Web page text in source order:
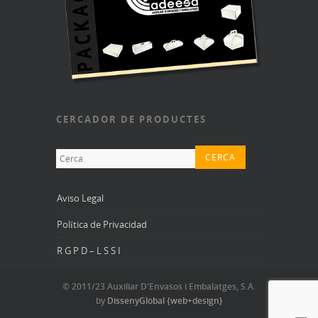
CERCADOR DE PRODUCTES
Aviso Legal
Política de Privacidad
R G P D – L S S I
© 2011/23 Auxiliar D'Envasos i Embalatges, S.A.
by DissenyGlobal {web+design}